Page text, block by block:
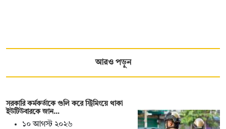
আরও পড়ুন
সরকারি কর্মকর্তাকে গুলি করে স্ট্রিমিংয়ে থাকা
ইউটিউবারকে জান…
১০ আগস্ট ২০২৬